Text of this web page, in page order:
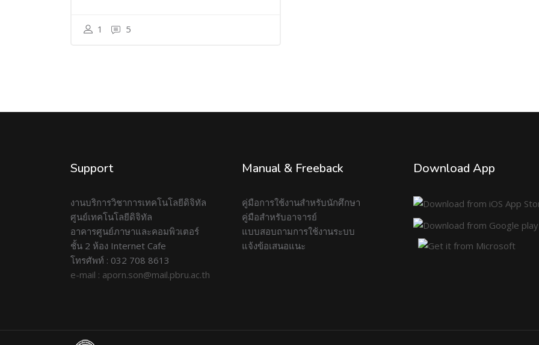
1 5
Support
งานบริการวิชาการเทคโนโลยีดิจิทัล
ศูนย์เทคโนโลยีดิจิทัล
อาคารศูนย์ภาษาและคอมพิวเตอร์
ชั้น 2 ห้อง Internet Cafe
โทรศัพท์ : 032 708 8613
e-mail : aporn.son@mail.pbru.ac.th
Manual & Freeback
คู่มือการใช้งานสำหรับนักศึกษา
คู่มือสำหรับอาจารย์
แบบสอบถามการใช้งานระบบ
แจ้งข้อเสนอแนะ
Download App